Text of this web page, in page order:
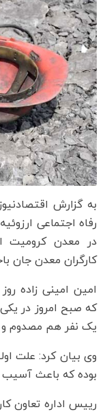
به گزارش
رفاه اجتماعی
در معدن کرومیت
کارگران معدن جان
امین امینی زاده
که صبح امروز در
یک نفر هم مصدوم و
وی بیان کرد: علت
بوده که باعث
رییس اداره تعاون